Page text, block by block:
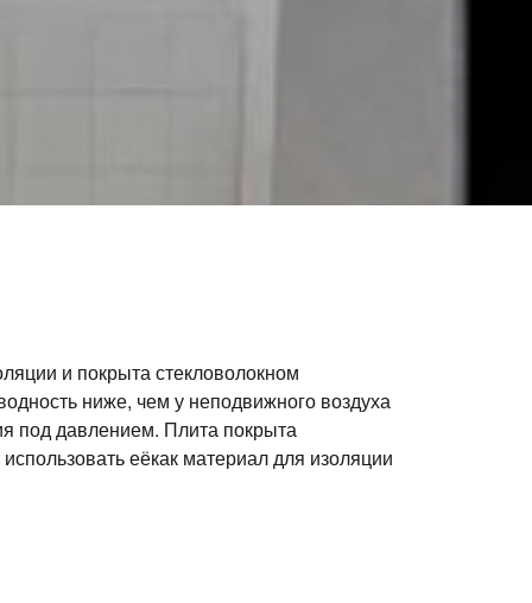
и покрыта стекловолокном
ниже, чем у неподвижного воздуха
под давлением. Плита покрыта
еёкак материал для изоляции